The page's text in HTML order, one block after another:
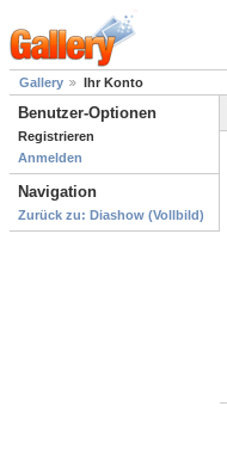
Gallery Ihr Konto
Benutzer-Optionen
Registrieren
Anmelden
Navigation
Zurück zu: Diashow (Vollbild)